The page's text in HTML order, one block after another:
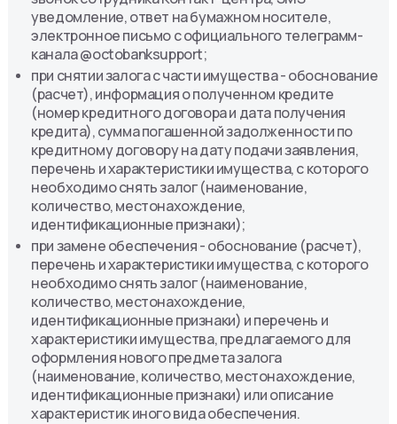
уведомление, ответ на бумажном носителе,
электронное письмо с официального телеграмм-
канала @octobanksupport;
при снятии залога с части имущества - обоснование
(расчет), информация о полученном кредите
(номер кредитного договора и дата получения
кредита), сумма погашенной задолженности по
кредитному договору на дату подачи заявления,
перечень и характеристики имущества, с которого
необходимо снять залог (наименование,
количество, местонахождение,
идентификационные признаки);
при замене обеспечения - обоснование (расчет),
перечень и характеристики имущества, с которого
необходимо снять залог (наименование,
количество, местонахождение,
идентификационные признаки) и перечень и
характеристики имущества, предлагаемого для
оформления нового предмета залога
(наименование, количество, местонахождение,
идентификационные признаки) или описание
характеристик иного вида обеспечения.